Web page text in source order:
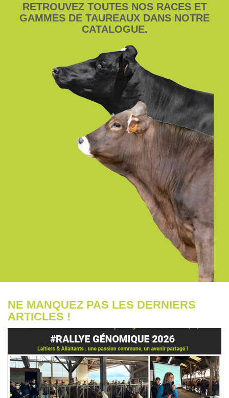
RETROUVEZ TOUTES NOS RACES ET
GAMMES DE TAUREAUX DANS NOTRE
CATALOGUE.
NE MANQUEZ PAS LES DERNIERS
ARTICLES !